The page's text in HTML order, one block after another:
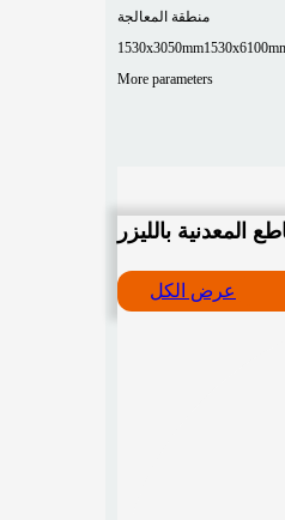
منطقة المعالجة
1530x3050mm
More parameters
المعدنية بالليزر
عرض الكل